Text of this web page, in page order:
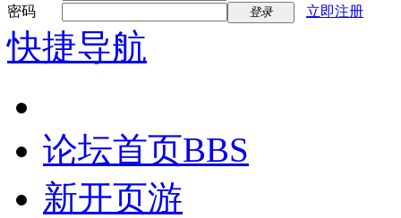
密码
登录 立即注册
快捷导航
论坛首页BBS
新开页游